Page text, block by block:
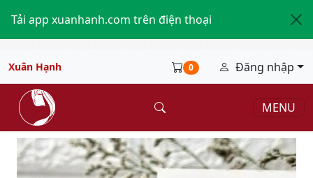
Tải app xuanhanh.com trên điện thoại
Xuân Hạnh 0 Đăng nhập
MENU